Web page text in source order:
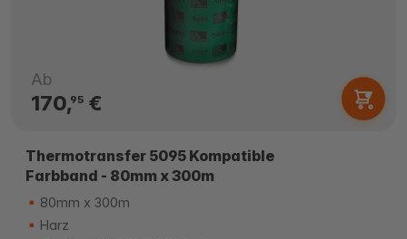
Ab
170,95€
Thermotransfer 5095 Kompatible
Farbband - 80mm x 300m
80mm x 300m
Harz